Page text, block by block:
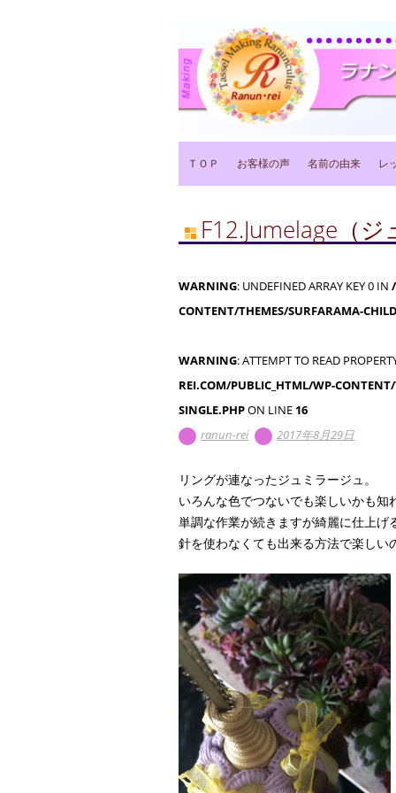
Main menu
ＴＯＰ お客様の声 名前の由来 レ
F12.Jumelage（ジ
WARNING: UNDEFINED ARRAY KEY 0 IN
CONTENT/THEMES/SURFARAMA-
WARNING: ATTEMPT TO READ
REI.COM/PUBLIC_HTML/WP-
SINGLE.PHPON LINE 16
ranun-rei
2017年8月29日
リングが連なったジュミラージュ。
いろんな色でつないでも楽しいかも知
単調な作業が続きますが綺麗に仕上げ
針を使わなくても出来る方法で楽しい